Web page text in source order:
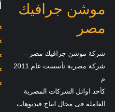
موشن جرافيك
مصر
شركة موشن جرافيك مصر –
شركة مصرية تأسست عام 2011
م
كأحد اوائل الشركات المصرية
العاملة فى مجال انتاج فيديوهات